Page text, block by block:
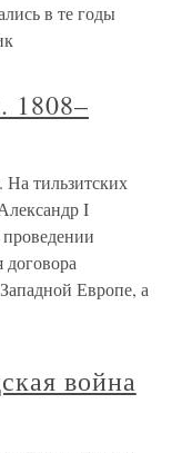
в те годы
1808–
На тильзитских
I
Европе, а
война